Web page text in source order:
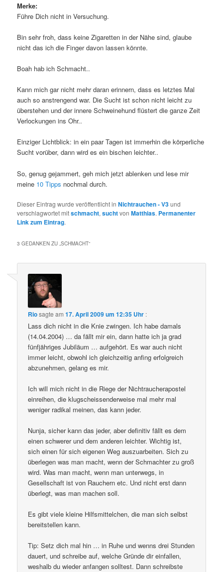
Merke:
Führe Dich nicht in Versuchung.
Bin sehr froh, dass keine Zigaretten in der Nähe sind, glaube
nicht das ich die Finger davon lassen könnte.
Boah hab ich Schmacht..
Kann mich gar nicht mehr daran erinnern, dass es letztes Mal
auch so anstrengend war. Die Sucht ist schon nicht leicht zu
überstehen und der innere Schweinehund flüstert die ganze Zeit
Verlockungen ins Ohr..
Einziger Lichtblick: in ein paar Tagen ist immerhin die körperliche
Sucht vorüber, dann wird es ein bischen leichter..
So, genug gejammert, geh mich jetzt ablenken und lese mir
meine 10 Tipps nochmal durch.
Dieser Eintrag wurde veröffentlicht inNichtrauchen - V3und
verschlagwortet mitschmacht,suchtvonMatthias. Permanenter
Link zum Eintrag.
3 GEDANKEN ZU „SCHMACHT“
Riosagte am17. April 2009 um 12:35 Uhr :
Lass dich nicht in die Knie zwingen. Ich habe damals
(14.04.2004) … da fällt mir ein, dann hatte ich ja grad
fünfjähriges Jubiläum … aufgehört. Es war auch nicht
immer leicht, obwohl ich gleichzeitig anfing erfolgreich
abzunehmen, gelang es mir.
Ich will mich nicht in die Riege der Nichtraucherapostel
einreihen, die klugscheissenderweise mal mehr mal
weniger radikal meinen, das kann jeder.
Nunja, sicher kann das jeder, aber definitiv fällt es dem
einen schwerer und dem anderen leichter. Wichtig ist,
sich einen für sich eigenen Weg auszuarbeiten. Sich zu
überlegen was man macht, wenn der Schmachter zu groß
wird. Was man macht, wenn man unterwegs, in
Gesellschaft ist von Rauchern etc. Und nicht erst dann
überlegt, was man machen soll.
Es gibt viele kleine Hilfsmittelchen, die man sich selbst
bereitstellen kann.
Tip: Setz dich mal hin … in Ruhe und wenns drei Stunden
dauert, und schreibe auf, welche Gründe dir einfallen,
weshalb du wieder anfangen solltest. Dann schreibste